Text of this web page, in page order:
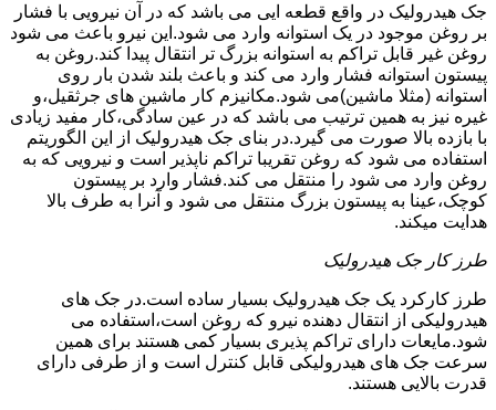
جک هیدرولیک در واقع قطعه ایی می باشد که در آن نیرویی با فشار
بر روغن موجود در یک استوانه وارد می شود.این نیرو باعث می شود
روغن غیر قابل تراکم به استوانه بزرگ تر انتقال پیدا کند.روغن به
پیستون استوانه فشار وارد می کند و باعث بلند شدن بار روی
استوانه (مثلا ماشین)می شود.مکانیزم کار ماشین های جرثقیل،و
غیره نیز به همین ترتیب می باشد که در عین سادگی،کار مفید زیادی
با بازده بالا صورت می گیرد.در بنای جک هیدرولیک از این الگوریتم
استفاده می شود که روغن تقریبا تراکم ناپذیر است و نیرویی که به
روغن وارد می شود را منتقل می کند.فشار وارد بر پیستون
کوچک،عینا به پیستون بزرگ منتقل می شود و آنرا به طرف بالا
هدایت میکند.
طرز کار جک هیدرولیک
طرز کارکرد یک جک هیدرولیک بسیار ساده است.در جک های
هیدرولیکی از انتقال دهنده نیرو که روغن است،استفاده می
شود.مایعات دارای تراکم پذیری بسیار کمی هستند برای همین
سرعت جک های هیدرولیکی قابل کنترل است و از طرفی دارای
قدرت بالایی هستند.